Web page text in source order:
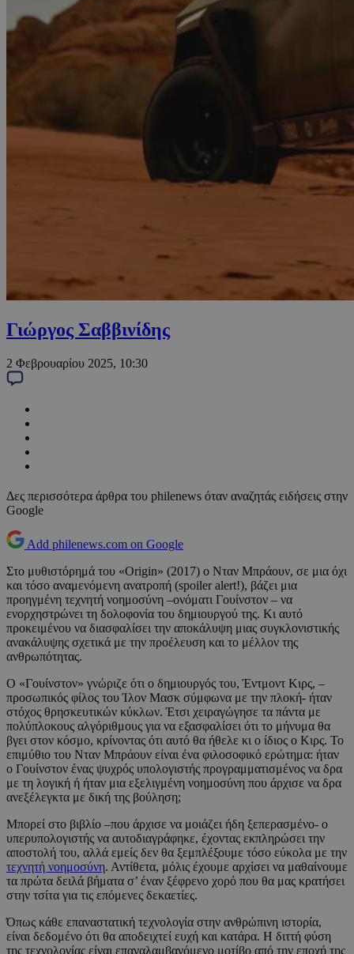
Γιώργος Σαββινίδης
2 Φεβρουαρίου 2025, 10:30
Δες περισσότερα άρθρα του philenews όταν αναζητάς ειδήσεις στην
Google
Add philenews.com on Google
Στο μυθιστόρημά του «Origin» (2017) ο Νταν Μπράουν, σε μια όχι
και τόσο αναμενόμενη ανατροπή (spoiler alert!), βάζει μια
προηγμένη τεχνητή νοημοσύνη –ονόματι Γουίνστον – να
ενορχηστρώνει τη δολοφονία του δημιουργού της. Κι αυτό
προκειμένου να διασφαλίσει την αποκάλυψη μιας συγκλονιστικής
ανακάλυψης σχετικά με την προέλευση και το μέλλον της
ανθρωπότητας.
Ο «Γουίνστον» γνώριζε ότι ο δημιουργός του, Έντμοντ Κιρς, –
προσωπικός φίλος του Ίλον Μασκ σύμφωνα με την πλοκή- ήταν
στόχος θρησκευτικών κύκλων. Έτσι χειραγώγησε τα πάντα με
πολύπλοκους αλγόριθμους για να εξασφαλίσει ότι το μήνυμα θα
βγει στον κόσμο, κρίνοντας ότι αυτό θα ήθελε κι ο ίδιος ο Κιρς. Το
επιμύθιο του Νταν Μπράουν είναι ένα φιλοσοφικό ερώτημα: ήταν
ο Γουίνστον ένας ψυχρός υπολογιστής προγραμματισμένος να δρα
με τη λογική ή ήταν μια εξελιγμένη νοημοσύνη που άρχισε να δρα
ανεξέλεγκτα με δική της βούληση;
Μπορεί στο βιβλίο –που άρχισε να μοιάζει ήδη ξεπερασμένο- ο
υπερυπολογιστής να αυτοδιαγράφηκε, έχοντας εκπληρώσει την
αποστολή του, αλλά εμείς δεν θα ξεμπλέξουμε τόσο εύκολα με την
τεχνητή νοημοσύνη. Αντίθετα, μόλις έχουμε αρχίσει να μαθαίνουμε
τα πρώτα δειλά βήματα σ’ έναν ξέφρενο χορό που θα μας κρατήσει
στην τσίτα για τις επόμενες δεκαετίες.
Όπως κάθε επαναστατική τεχνολογία στην ανθρώπινη ιστορία,
είναι δεδομένο ότι θα αποδειχτεί ευχή και κατάρα. Η διττή φύση
της τεχνολογίας είναι επαναλαμβανόμενο μοτίβο από την εποχή της